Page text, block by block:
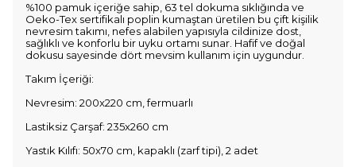
%100 pamuk içeriğe sahip, 63 tel dokuma sıklığında ve
Oeko-Tex sertifikalı poplin kumaştan üretilen bu çift kişilik
nevresim takımı, nefes alabilen yapısıyla cildinize dost,
sağlıklı ve konforlu bir uyku ortamı sunar. Hafif ve doğal
dokusu sayesinde dört mevsim kullanım için uygundur.
Takım İçeriği:
Nevresim: 200x220 cm, fermuarlı
Lastiksiz Çarşaf: 235x260 cm
Yastık Kılıfı: 50x70 cm, kapaklı (zarf tipi), 2 adet